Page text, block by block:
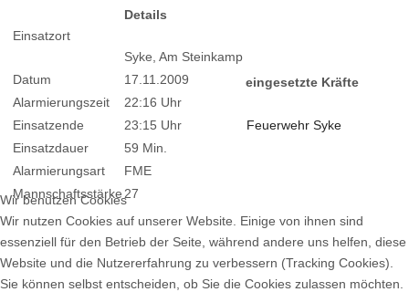
Einsatzort
Details
Syke, Am Steinkamp
Datum
17.11.2009
Alarmierungszeit
22:16 Uhr
Einsatzende
23:15 Uhr
Einsatzdauer
59 Min.
Alarmierungsart
FME
Mannschaftsstärke 27
eingesetzte Kräfte
Feuerwehr Syke
Wir benutzen Cookies
Wir nutzen Cookies auf unserer Website. Einige von ihnen sind
essenziell für den Betrieb der Seite, während andere uns helfen, diese
Website und die Nutzererfahrung zu verbessern (Tracking Cookies).
Sie können selbst entscheiden, ob Sie die Cookies zulassen möchten.